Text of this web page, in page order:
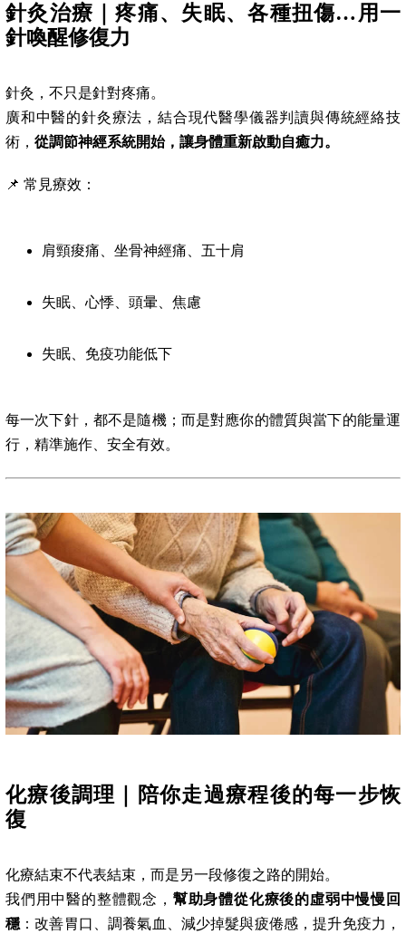
針灸治療｜疼痛、失眠、各種扭傷…用一
針喚醒修復力
針灸，不只是針對疼痛。
廣和中醫的針灸療法，結合現代醫學儀器判讀與傳統經絡技
術， 從調節神經系統開始，讓身體重新啟動自癒力。
📌 常見療效：
肩頸痠痛、坐骨神經痛、五十肩
失眠、心悸、頭暈、焦慮
失眠、免疫功能低下
每一次下針，都不是隨機；而是對應你的體質與當下的能量運
行，精準施作、安全有效。
化療後調理｜陪你走過療程後的每一步恢
復
化療結束不代表結束，而是另一段修復之路的開始。
我們用中醫的整體觀念， 幫助身體從化療後的虛弱中慢慢回
穩 ：改善胃口、調養氣血、減少掉髮與疲倦感，提升免疫力，